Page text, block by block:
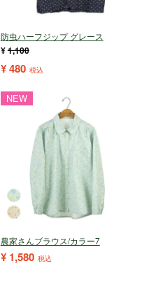
防虫ハーフジップ グレース
¥1,100
¥480 税込
NEW
農家さんブラウス/カラー7
¥ 1,580 税込